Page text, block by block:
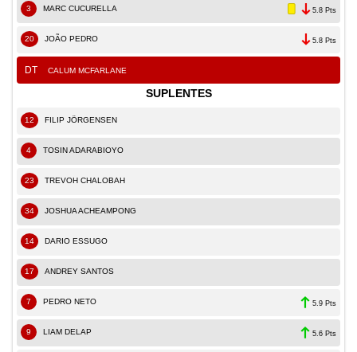
3 MARC CUCURELLA 5.8 Pts
20 JOÃO PEDRO 5.8 Pts
DT CALUM MCFARLANE
SUPLENTES
12 FILIP JÖRGENSEN
4 TOSIN ADARABIOYO
23 TREVOH CHALOBAH
34 JOSHUA ACHEAMPONG
14 DARIO ESSUGO
17 ANDREY SANTOS
7 PEDRO NETO 5.9 Pts
9 LIAM DELAP 5.6 Pts